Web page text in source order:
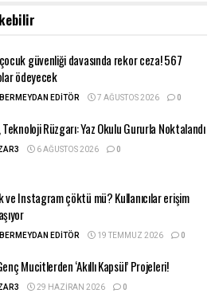
güvenliği davasında rekor ceza! 567
ödeyecek
EDITÖR 7 AĞUSTOS 2026 0
Rüzgarı: Yaz Okulu Gururla Noktalandı
6 AĞUSTOS 2026 0
ve Instagram çöktü mü? Kullanıcılar erişim
EDITÖR 19 TEMMUZ 2026 0
Mucitlerden ‘Akıllı Kapsül’ Projeleri!
29 HAZIRAN 2026 0